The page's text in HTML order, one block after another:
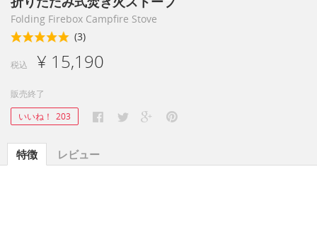
Folding Firebox Campfire Stove
(3)
税込 ¥ 15,190
販売終了
いいね！ 203
特徴 レビュー